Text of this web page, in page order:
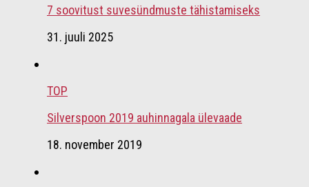
7 soovitust suvesündmuste tähistamiseks
31. juuli 2025
TOP
Silverspoon 2019 auhinnagala ülevaade
18. november 2019